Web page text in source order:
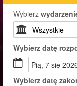
Wybierz
Wybierz datę
pią, 7 sie
Wybierz datę